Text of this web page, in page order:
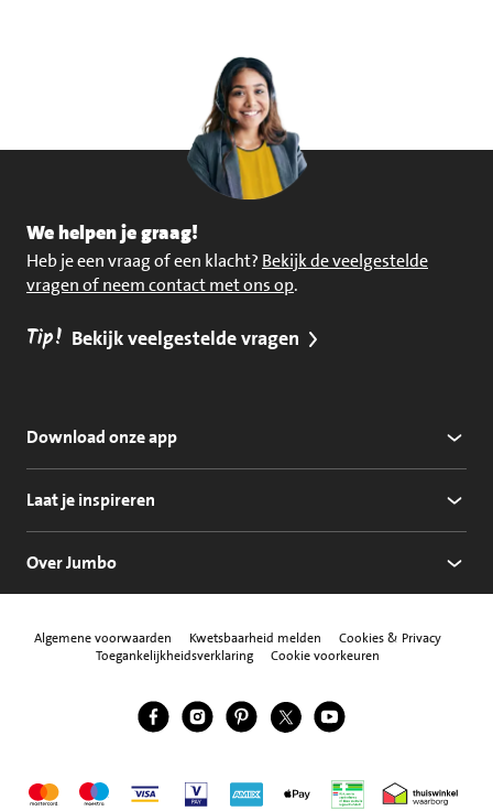
We helpen je graag!
Heb je een vraag of een klacht? Bekijk de veelgestelde
vragen of neem contact met ons op.
Tip! Bekijk veelgestelde vragen
Download onze app
Laat je inspireren
Over Jumbo
Algemene voorwaarden Kwetsbaarheid melden
Cookies & Privacy
Toegankelijkheidsverklaring
Cookie voorkeuren
Volg ons
Jumbo Facebook
Jumbo Instagram
Jumbo Pinterest
Jumbo Twitter
Jumbo YouTube
MastercardMaestroVisa Vpay American Express
Apple Pay Thuiswinkel